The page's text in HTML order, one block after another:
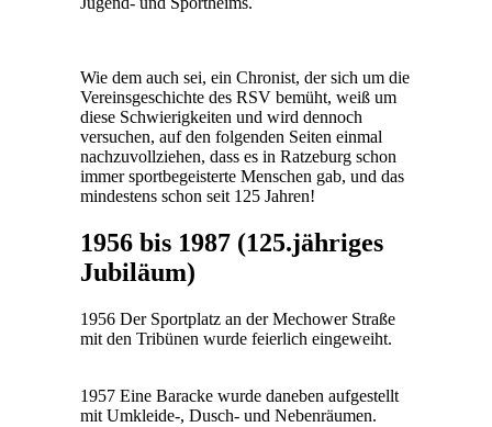
Wie dem auch sei, ein Chronist, der sich um die
Vereinsgeschichte des RSV bemüht, weiß um
diese Schwierigkeiten und wird dennoch
versuchen, auf den folgenden Seiten einmal
nachzuvollziehen, dass es in Ratzeburg schon
immer sportbegeisterte Menschen gab, und das
mindestens schon seit 125 Jahren!
1956 bis 1987 (125.jähriges
Jubiläum)
1956 Der Sportplatz an der Mechower Straße
mit den Tribünen wurde feierlich eingeweiht.
1957 Eine Baracke wurde daneben aufgestellt
mit Umkleide-, Dusch- und Nebenräumen.